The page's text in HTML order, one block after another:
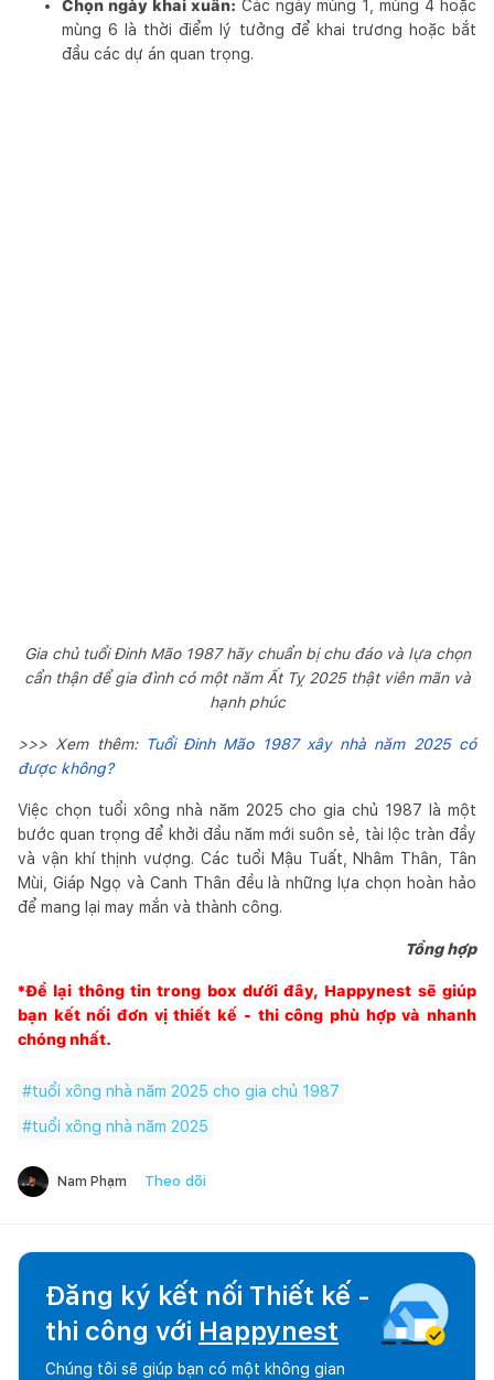
Chọn ngày khai xuân: Các ngày mùng 1, mùng 4 hoặc
mùng 6 là thời điểm lý tưởng để khai trương hoặc bắt
đầu các dự án quan trọng.
Gia chủ tuổi Đinh Mão 1987 hãy chuẩn bị chu đáo và lựa chọn
cẩn thận để gia đình có một năm Ất Tỵ 2025 thật viên mãn và
hạnh phúc
>>> Xem thêm: Tuổi Đinh Mão 1987 xây nhà năm 2025 có
được không?
Việc chọn tuổi xông nhà năm 2025 cho gia chủ 1987 là một
bước quan trọng để khởi đầu năm mới suôn sẻ, tài lộc tràn đầy
và vận khí thịnh vượng. Các tuổi Mậu Tuất, Nhâm Thân, Tân
Mùi, Giáp Ngọ và Canh Thân đều là những lựa chọn hoàn hảo
để mang lại may mắn và thành công.
Tổng hợp
*Để lại thông tin trong box dưới đây, Happynest sẽ giúp
bạn kết nối đơn vị thiết kế - thi công phù hợp và nhanh
chóng nhất.
#tuổi xông nhà năm 2025 cho gia chủ 1987
#tuổi xông nhà năm 2025
Nam Phạm Theo dõi
Đăng ký kết nối Thiết kế -
thi công với Happynest
Chúng tôi sẽ giúp bạn có một không gian